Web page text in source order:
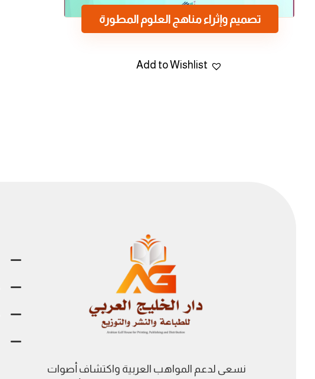
تصميم وإثراء مناهج العلوم المطورة
Add to Wishlist
نسعى لدعم المواهب العربية واكتشاف أصوات